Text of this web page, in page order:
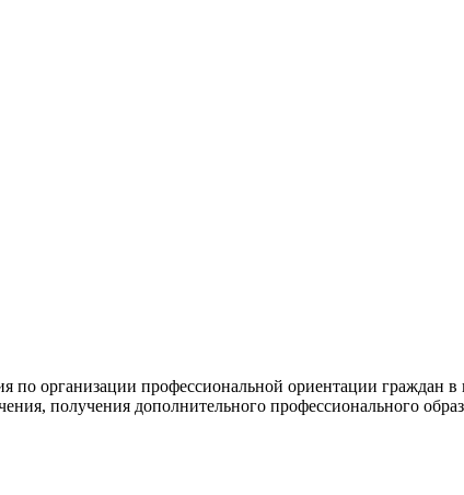
по организации профессиональной ориентации граждан
получения дополнительного профессионального